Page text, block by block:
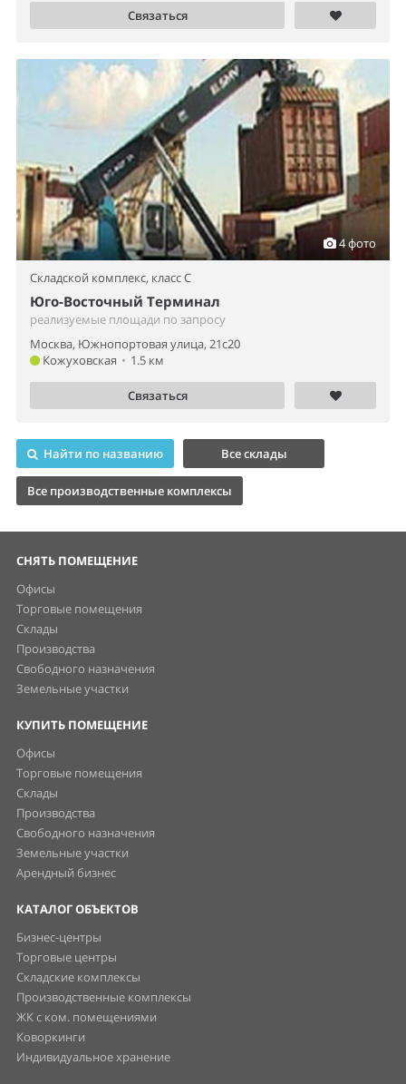
Связаться
4 фото
Складской комплекс, класс C
Юго-Восточный Терминал
реализуемые площади по запросу
Москва, Южнопортовая улица, 21с20
Кожуховская • 1.5 км
Связаться
Найти по названию Все склады
Все производственные комплексы
СНЯТЬ ПОМЕЩЕНИЕ
Офисы
Торговые помещения
Склады
Производства
Свободного назначения
Земельные участки
КУПИТЬ ПОМЕЩЕНИЕ
Офисы
Торговые помещения
Склады
Производства
Свободного назначения
Земельные участки
Арендный бизнес
КАТАЛОГ ОБЪЕКТОВ
Бизнес-центры
Торговые центры
Складские комплексы
Производственные комплексы
ЖК с ком. помещениями
Коворкинги
Индивидуальное хранение